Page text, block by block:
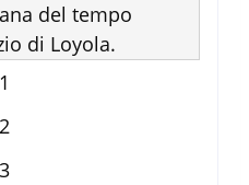
del tempo
di Loyola.
1
2
3